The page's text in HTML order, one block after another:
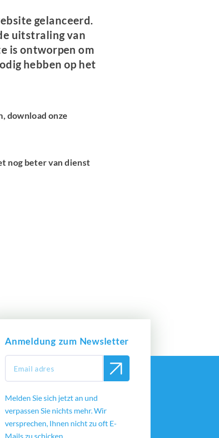
gelanceerd.
uitstraling van
is ontworpen om
hebben op het
download onze
nog beter van dienst
Anmeldung zum Newsletter
Melden Sie sich jetzt an und
verpassen Sie nichts mehr. Wir
versprechen, Ihnen nicht zu oft E-
Mails zu schicken.